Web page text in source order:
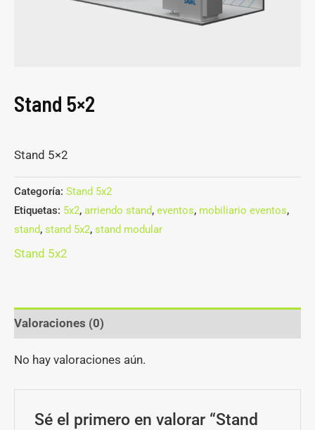
Stand 5×2
Stand 5×2
Categoría: Stand 5x2
Etiquetas: 5x2, arriendo stand, eventos, mobiliario eventos,
stand, stand 5x2, stand modular
Stand 5x2
Valoraciones (0)
No hay valoraciones aún.
Sé el primero en valorar “Stand